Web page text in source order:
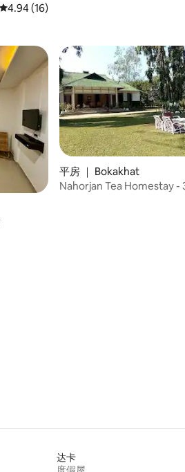
平均评分 4.94 分（满分 5 分），共 16 条
4.94 (16)
平房 ｜ Bokakhat
Nahorjan Tea Homestay -
达卡